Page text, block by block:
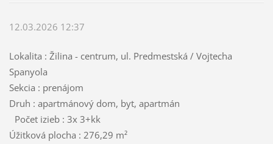
12.03.2026 12:37
Lokalita : Žilina - centrum, ul. Predmestská / Vojtecha
Spanyola
Sekcia : prenájom
Druh : apartmánový dom, byt, apartmán
Počet izieb : 3x 3+kk
Úžitková plocha : 276,29 m²